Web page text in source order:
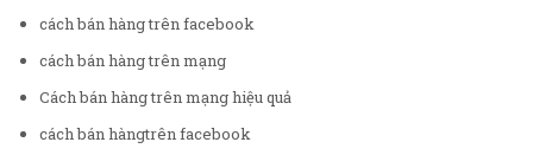
cách bán hàng trên facebook
cách bán hàng trên mạng
Cách bán hàng trên mạng hiệu quả
cách bán hàngtrên facebook